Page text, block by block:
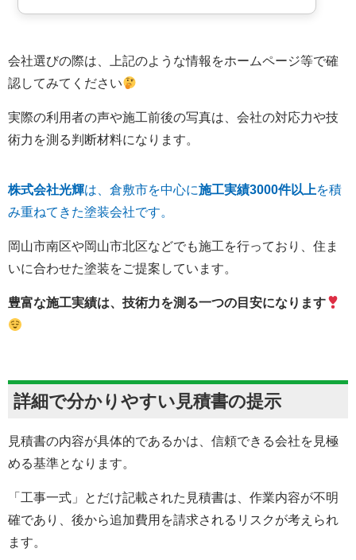
会社選びの際は、上記のような情報をホームページ等で確
認してみてください
実際の利用者の声や施工前後の写真は、会社の対応力や技
術力を測る判断材料になります。
株式会社光輝は、倉敷市を中心に施工実績3000件以上を積
み重ねてきた塗装会社です。
岡山市南区や岡山市北区などでも施工を行っており、住ま
いに合わせた塗装をご提案しています。
豊富な施工実績は、技術力を測る一つの目安になります
詳細で分かりやすい見積書の提示
見積書の内容が具体的であるかは、信頼できる会社を見極
める基準となります。
「工事一式」とだけ記載された見積書は、作業内容が不明
確であり、後から追加費用を請求されるリスクが考えられ
ます。